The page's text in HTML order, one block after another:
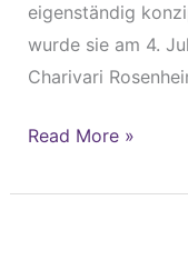
eigenständig
wurde sie am 4.
Charivari
Read More »